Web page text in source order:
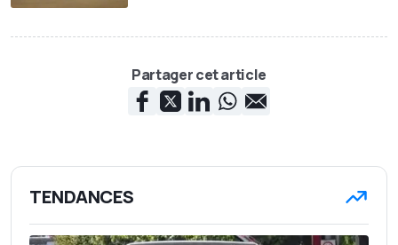
Partager cet article
TENDANCES